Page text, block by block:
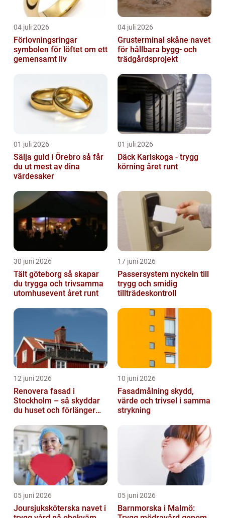
04 juli 2026
Förlovningsringar
symbolen för löftet om ett
gemensamt liv
04 juli 2026
Grusterminal skåne navet
för hållbara bygg- och
trädgårdsprojekt
01 juli 2026
Sälja guld i Örebro så får
du ut mest av dina
värdesaker
01 juli 2026
Däck Karlskoga - trygg
körning året runt
30 juni 2026
Tält göteborg så skapar
du trygga och trivsamma
utomhusevent året runt
17 juni 2026
Passersystem nyckeln till
trygg och smidig
tillträdeskontroll
12 juni 2026
Renovera fasad i
Stockholm – så skyddar
du huset och förlänger
10 juni 2026
Fasadmålning skydd,
värde och trivsel i samma
strykning
05 juni 2026
Joursjuksköterska navet i
05 juni 2026
Barnmorska i Malmö: